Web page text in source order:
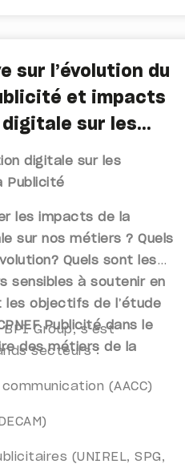
sur l’évolution du
et impacts
sur les
digitale sur les
Publicité
les impacts de la
sur nos métiers ? Quels
Quels sont les
sensibles à soutenir en
les objectifs de l’étude
Publicité dans le
des métiers de la
Group, s’est
secteurs :
(AACC)
(UNIREL, SPG,